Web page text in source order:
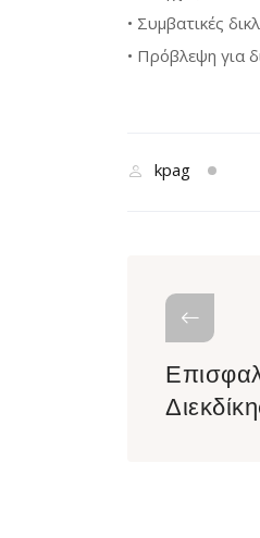
• Συμβατικές
• Πρόβλεψη για
kpag